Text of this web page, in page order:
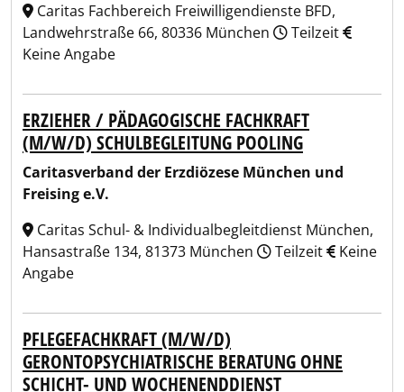
Caritas Fachbereich Freiwilligendienste BFD,
Landwehrstraße 66, 80336 München
Teilzeit
Keine Angabe
ERZIEHER / PÄDAGOGISCHE FACHKRAFT
(M/W/D) SCHULBEGLEITUNG POOLING
Caritasverband der Erzdiözese München und
Freising e.V.
Caritas Schul- & Individualbegleitdienst München,
Hansastraße 134, 81373 München
Teilzeit
Keine
Angabe
PFLEGEFACHKRAFT (M/W/D)
GERONTOPSYCHIATRISCHE BERATUNG OHNE
SCHICHT- UND WOCHENENDDIENST